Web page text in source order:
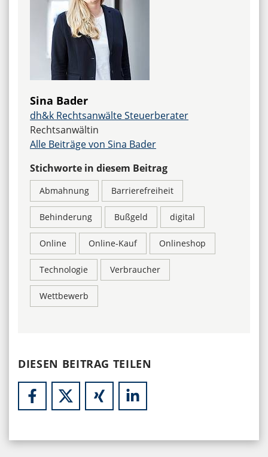
Sina Bader
dh&k Rechtsanwälte Steuerberater
Rechtsanwältin
Alle Beiträge von Sina Bader
Stichworte in diesem Beitrag
Abmahnung Barrierefreiheit
Behinderung Bußgeld digital
Online Online-Kauf Onlineshop
Technologie Verbraucher
Wettbewerb
DIESEN BEITRAG TEILEN